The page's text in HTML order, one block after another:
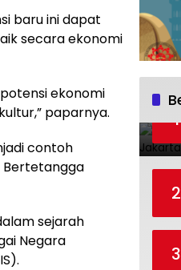
baru ini dapat
secara ekonomi
ekonomi
paparnya.
contoh
Bertetangga
sejarah
Negara
1
2
3